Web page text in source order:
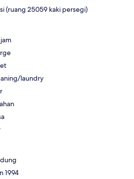
(ruang 25059 kaki persegi)
laundry
1994